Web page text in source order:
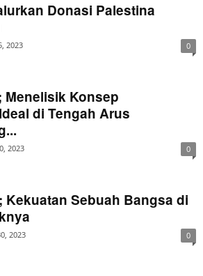
Donasi Palestina
2023 0
Menelisik Konsep
di Tengah Arus
2023 0
Kekuatan Sebuah Bangsa di
2023 0